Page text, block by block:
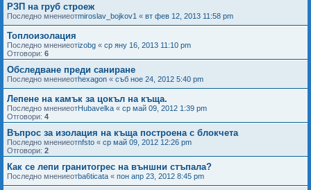
РЗП на груб строеж
Последно мнениеотmiroslav_bojkov1 « вт фев 12, 2013 11:58 pm
Топлоизолация
Последно мнениеотizobg « ср яну 16, 2013 11:10 pm
Отговори: 6
Обследване преди саниране
Последно мнениеотhexagon « съб ное 24, 2012 5:40 pm
Лепене на камък за цокъл на къща.
Последно мнениеотHubavelka « ср май 09, 2012 1:39 pm
Отговори: 4
Въпрос за изолация на къща построена с блокчета
Последно мнениеотnfsto « ср май 09, 2012 12:26 pm
Отговори: 2
Как се лепи гранитогрес на външни стъпала?
Последно мнениеотba6ticata « пон апр 23, 2012 8:45 pm